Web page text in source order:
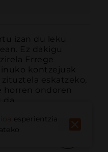
izan du leku
Ez dakigu
Errege
kontzejuak
eskatzeko,
horren ondoren
esperientzia